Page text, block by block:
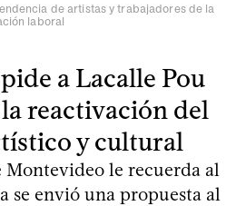
de artistas y trabajadores de la
laboral
a Lacalle Pou
reactivación del
y cultural
le recuerda al
se envió una propuesta al